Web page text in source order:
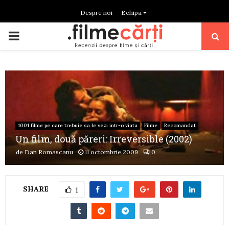
Despre noi Echipa
PRIMARY
1001 filme pe care trebuie sa le vezi intr-o viata Filme Recomandat
Un film, două păreri: Irreversible (2002)
de Dan Romascanu 11 octombrie 2009 0
SHARE 1